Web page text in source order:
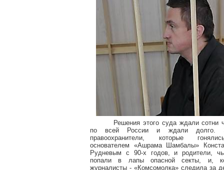
Решения этого суда ждали сотни
по всей России и ждали долго.
правоохранители, которые
основателем «Ашрама Шамбалы»
Рудневым с 90-х годов, и родители,
попали в лапы опасной секты, и,
журналисты - «Комсомолка» следила за